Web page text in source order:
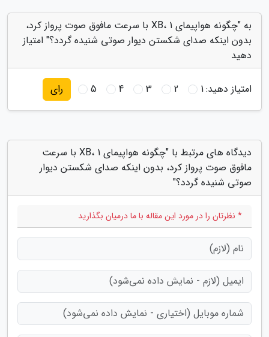
به "چگونه هواپیمای XB، 1 با سرعت مافوق صوت پرواز کرد،
بدون اینکه صدای شکستن دیوار صوتی شنیده گردد؟" امتیاز
دهید
امتیاز دهید:1
2
3
4
5 رای
دیدگاه های مرتبط با "چگونه هواپیمای XB، 1 با سرعت
مافوق صوت پرواز کرد، بدون اینکه صدای شکستن دیوار
صوتی شنیده گردد؟"
* نظرتان را در مورد این مقاله با ما درمیان بگذارید